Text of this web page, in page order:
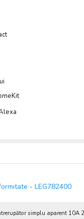
- LEG782400
simplu aparent 10A